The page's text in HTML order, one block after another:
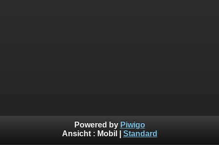
Powered by Piwigo
Ansicht : Mobil Standard